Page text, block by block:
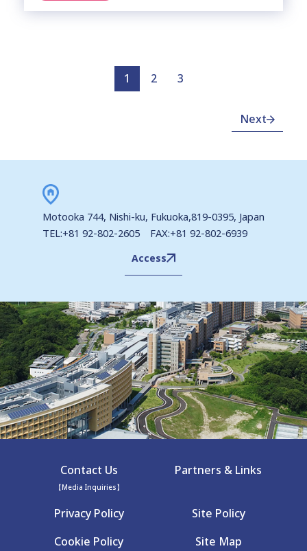
1 2 3
Next
Motooka 744, Nishi-ku, Fukuoka,819-0395, Japan
TEL:+81 92-802-2605 FAX:+81 92-802-6939
Access
Contact Us
【Media Inquiries】
Partners & Links
Privacy Policy
Site Policy
Cookie Policy
Site Map